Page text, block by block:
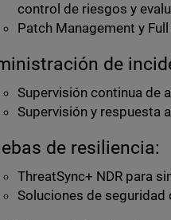
control de riesgos y
Patch Management y
de
Supervisión continua de
Supervisión y respuesta
de resiliencia:
ThreatSync+ NDR para
Soluciones de seguridad